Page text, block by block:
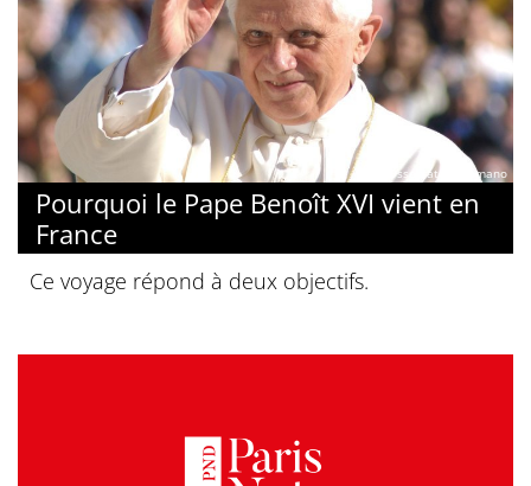
© Osservatore Romano
Pourquoi le Pape Benoît XVI vient en
France
Ce voyage répond à deux objectifs.